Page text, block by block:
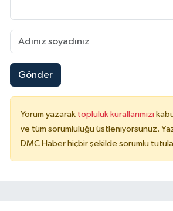
Gönder
Yorum yazarak topluluk kurallarımızı
ve tüm sorumluluğu üstleniyorsunuz.
DMC Haber hiçbir şekilde sorumlu